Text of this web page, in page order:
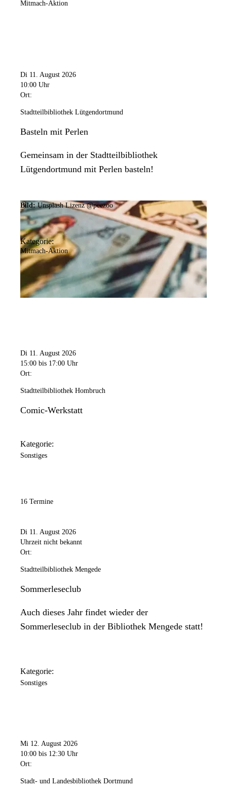
Mitmach-Aktion
Di 11. August 2026
10:00 Uhr
Ort:
Stadtteilbibliothek Lütgendortmund
Basteln mit Perlen
Gemeinsam in der Stadtteilbibliothek
Lütgendortmund mit Perlen basteln!
Bild: Unsplash Lizenz @peezoo
Kategorie:
Mitmach-Aktion
Di 11. August 2026
15:00 bis 17:00 Uhr
Ort:
Stadtteilbibliothek Hombruch
Comic-Werkstatt
Kategorie:
Sonstiges
16 Termine
Di 11. August 2026
Uhrzeit nicht bekannt
Ort:
Stadtteilbibliothek Mengede
Sommerleseclub
Auch dieses Jahr findet wieder der
Sommerleseclub in der Bibliothek Mengede statt!
Kategorie:
Sonstiges
Mi 12. August 2026
10:00 bis 12:30 Uhr
Ort:
Stadt- und Landesbibliothek Dortmund